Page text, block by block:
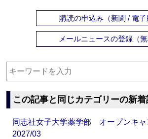
購読の申込み（新聞 / 電子
メールニュースの登録（無
この記事と同じカテゴリーの新
同志社女子大学薬学部 オープンキ
2027/03